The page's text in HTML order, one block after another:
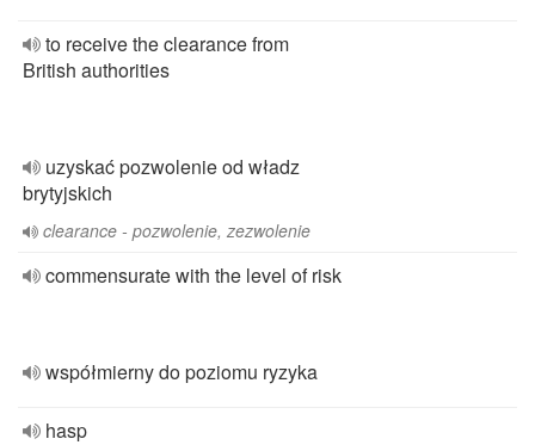
to receive the clearance from
British authorities
uzyskać pozwolenie od władz
brytyjskich
clearance - pozwolenie, zezwolenie
commensurate with the level of risk
współmierny do poziomu ryzyka
hasp